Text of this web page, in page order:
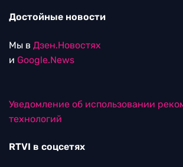
Достойные новости
Мы в Дзен.Новостях
и Google.News
Уведомление об использовании
технологий
RTVI в соцсетях